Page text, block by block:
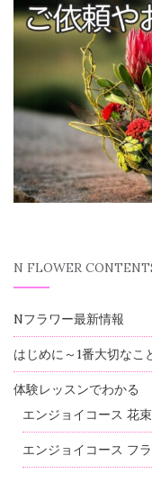
N FLOWER
Nフラワー最新情報
はじめに～1番大切なこ
体験レッスンでわかる
エンジョイコース 花束
エンジョイコース フ